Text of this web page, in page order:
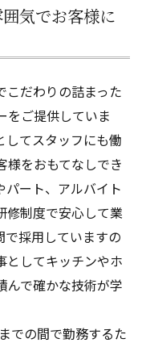
気でお客様に
こだわりの詰まった
をご提供していま
してスタッフにも働
様をおもてなしでき
パート、アルバイト
修制度で安心して業
で採用していますの
としてキッチンやホ
んで確かな技術が学
での間で勤務するた